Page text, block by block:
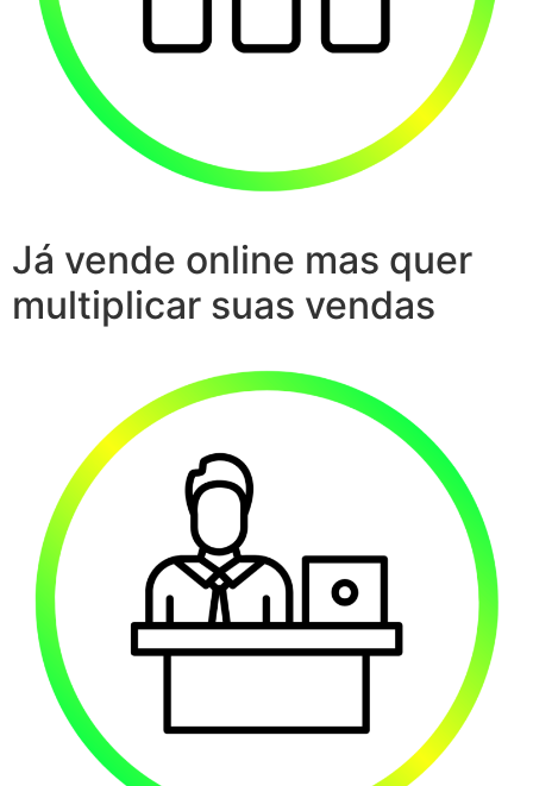
Já vende online mas quer
multiplicar suas vendas